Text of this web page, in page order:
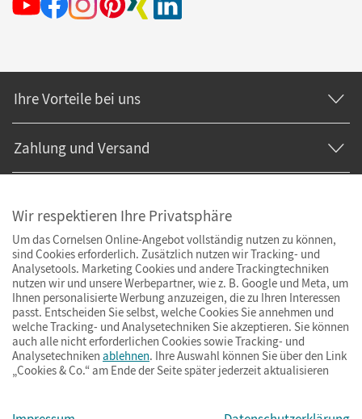
Ihre Vorteile bei uns
Zahlung und Versand
ImpressumAGBDatenschutzBarrierefreiheitCookies & Co.
Wir respektieren Ihre Privatsphäre
Um das Cornelsen Online-Angebot vollständig nutzen zu können,
sind Cookies erforderlich. Zusätzlich nutzen wir Tracking- und
Analysetools. Marketing Cookies und andere Trackingtechniken
nutzen wir und unsere Werbepartner, wie z. B. Google und Meta, um
Ihnen personalisierte Werbung anzuzeigen, die zu Ihren Interessen
passt. Entscheiden Sie selbst, welche Cookies Sie annehmen und
welche Tracking- und Analysetechniken Sie akzeptieren. Sie können
auch alle nicht erforderlichen Cookies sowie Tracking- und
Analysetechniken ablehnen. Ihre Auswahl können Sie über den Link
„Cookies & Co.“ am Ende der Seite später jederzeit aktualisieren